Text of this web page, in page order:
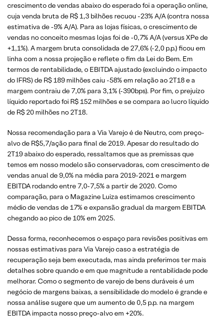
crescimento de vendas abaixo do esperado foi a operação online,
cuja venda bruta de R$ 1,3 bilhões recuou -23% A/A (contra nossa
estimativa de -9% A/A). Para as lojas físicas, o crescimento de
vendas no conceito mesmas lojas foi de -0,7% A/A (versus XPe de
+1,1%). A margem bruta consolidada de 27,6% (-2,0 p.p.) ficou em
linha com a nossa projeção e reflete o fim da Lei do Bem. Em
termos de rentabilidade, o EBITDA ajustado (excluindo o impacto
do IFRS) de R$ 189 milhões caiu -58% em relação ao 2T18 e a
margem contraiu de 7,0% para 3,1% (-390bps). Por fim, o prejuízo
líquido reportado foi R$ 152 milhões e se compara ao lucro líquido
de R$ 20 milhões no 2T18.
Nossa recomendação para a Via Varejo é de Neutro, com preço-
alvo de R$5,7/ação para final de 2019. Apesar do resultado do
2T19 abaixo do esperado, ressaltamos que as premissas que
temos em nosso modelo são conservadoras, com crescimento de
vendas anual de 9,0% na média para 2019-2021 e margem
EBITDA rodando entre 7,0-7,5% a partir de 2020. Como
comparação, para o Magazine Luiza estimamos crescimento
médio de vendas de 17% e expansão gradual da margem EBITDA
chegando ao pico de 10% em 2025.
Dessa forma, reconhecemos o espaço para revisões positivas em
nossas estimativas para Via Varejo caso a estratégia de
recuperação seja bem executada, mas ainda preferimos ter mais
detalhes sobre quando e em que magnitude a rentabilidade pode
melhorar. Como o segmento de varejo de bens duráveis é um
negócio de margens baixas, a sensibilidade do modelo é grande e
nossa análise sugere que um aumento de 0,5 p.p. na margem
EBITDA impacta nosso preço-alvo em +20%.